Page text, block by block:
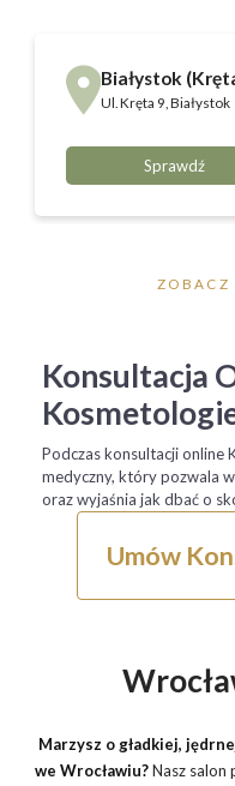
Białystok
Ul. Kręta 9, Białystok
Sprawdź
ZOBACZ
Konsultacja
Podczas konsultacji online
medyczny, który pozwala
oraz wyjaśnia jak dbać o
Umów
Marzysz o gładkiej,
we Wrocławiu?Nasz salon